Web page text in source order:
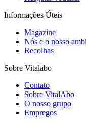
Informações Úteis
Magazine
Nós e o nosso
Recolhas
Sobre Vitalabo
Contato
Sobre VitalAbo
O nosso grupo
Empregos